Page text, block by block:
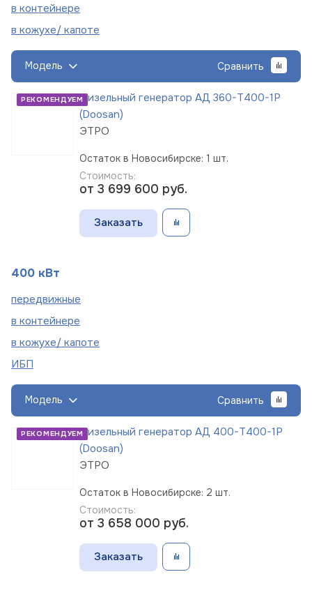
в контейнере
в кожухе/ капоте
Модель Сравнить
РЕКОМЕНДУЕМДизельный генератор АД 360-Т400-1Р
(Doosan)
ЭТРО
Остаток в Новосибирске: 1 шт.
Стоимость:
от 3 699 600 руб.
Заказать
400 кВт
передвижные
в контейнере
в кожухе/ капоте
ИБП
Модель Сравнить
РЕКОМЕНДУЕМДизельный генератор АД 400-Т400-1Р
(Doosan)
ЭТРО
Остаток в Новосибирске: 2 шт.
Стоимость:
от 3 658 000 руб.
Заказать